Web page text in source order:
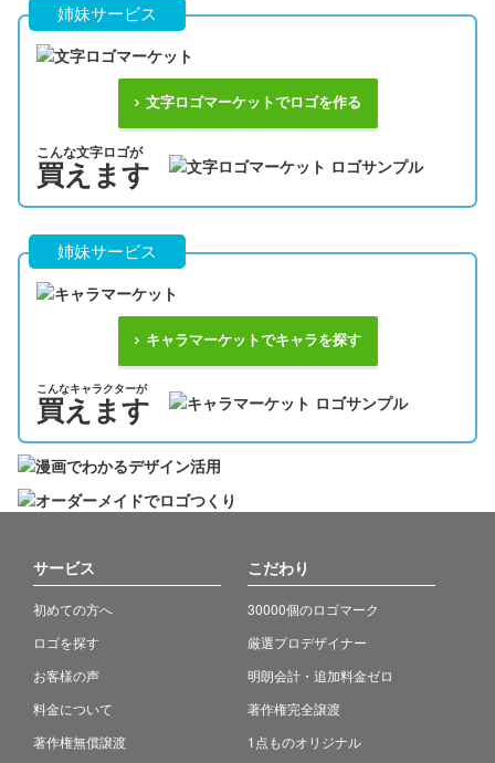
姉妹サービス
文字ロゴマーケットでロゴを作る
こんな文字ロゴが
買えます
姉妹サービス
キャラマーケットでキャラを探す
こんなキャラクターが
買えます
サービス
初めての方へ
ロゴを探す
お客様の声
料金について
著作権無償譲渡
こだわり
30000個のロゴマーク
厳選プロデザイナー
明朗会計・追加料金ゼロ
著作権完全譲渡
1点ものオリジナル